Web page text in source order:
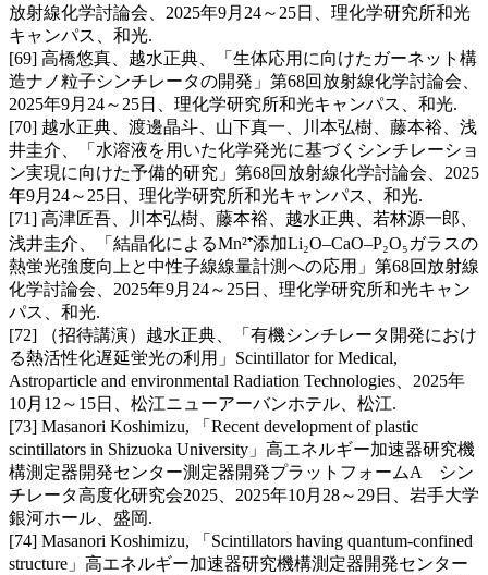
放射線化学討論会、2025年9月24～25日、理化学研究所和光
キャンパス、和光.
[69] 高橋悠真、越水正典、「生体応用に向けたガーネット構
造ナノ粒子シンチレータの開発」第68回放射線化学討論会、
2025年9月24～25日、理化学研究所和光キャンパス、和光.
[70] 越水正典、渡邊晶斗、山下真一、川本弘樹、藤本裕、浅
井圭介、「水溶液を用いた化学発光に基づくシンチレーショ
ン実現に向けた予備的研究」第68回放射線化学討論会、2025
年9月24～25日、理化学研究所和光キャンパス、和光.
[71] 高津匠吾、川本弘樹、藤本裕、越水正典、若林源一郎、
浅井圭介、「結晶化によるMn²⁺添加Li₂O–CaO–P₂O₅ガラスの
熱蛍光強度向上と中性子線線量計測への応用」第68回放射線
化学討論会、2025年9月24～25日、理化学研究所和光キャン
パス、和光.
[72] （招待講演）越水正典、「有機シンチレータ開発におけ
る熱活性化遅延蛍光の利用」Scintillator for Medical,
Astroparticle and environmental Radiation Technologies、2025年
10月12～15日、松江ニューアーバンホテル、松江.
[73] Masanori Koshimizu, 「Recent development of plastic
scintillators in Shizuoka University」高エネルギー加速器研究機
構測定器開発センター測定器開発プラットフォームA シン
チレータ高度化研究会2025、2025年10月28～29日、岩手大学
銀河ホール、盛岡.
[74] Masanori Koshimizu, 「Scintillators having quantum-confined
structure」高エネルギー加速器研究機構測定器開発センター